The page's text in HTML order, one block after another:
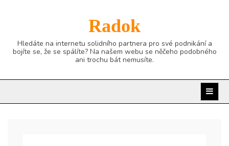
Radok
Hledáte na internetu solidního partnera pro své podnikání a
bojíte se, že se spálíte? Na našem webu se něčeho podobného
ani trochu bát nemusíte.